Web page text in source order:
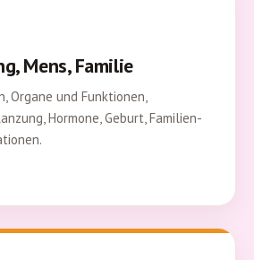
Mens, Familie
Organe und Funktionen,
Hormone, Geburt, Familien-